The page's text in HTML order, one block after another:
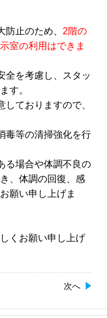
止のため、 2階の
室の利用はできま
全を考慮し、スタッ
す。
ておりますので、
毒等の清掃強化を行
る場合や体調不良の
、体調の回復、感
願い申し上げま
くお願い申し上げ
次へ